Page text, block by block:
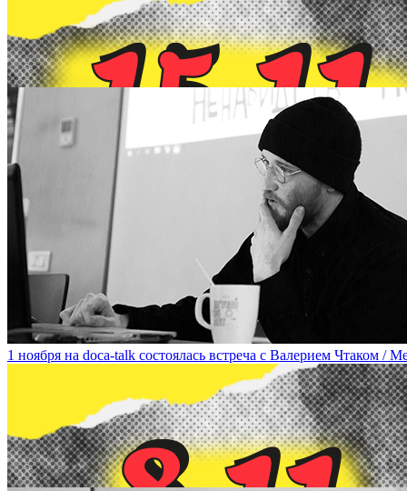
15 ноября в рамках doca-talk состоится лекция-встреча с
1 ноября на doca-talk состоялась встреча с Валерием Чтаком /